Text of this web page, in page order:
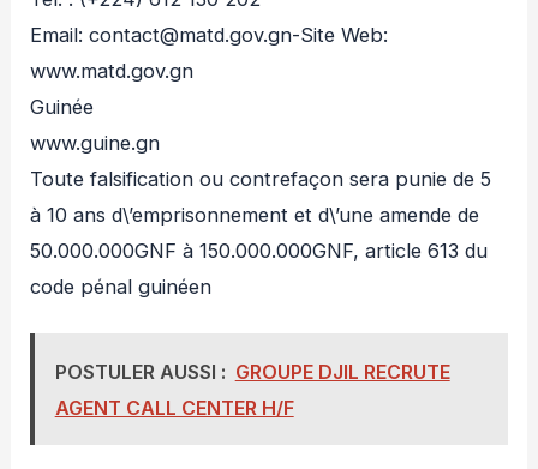
Email: contact@matd.gov.gn-Site Web:
www.matd.gov.gn
Guinée
www.guine.gn
Toute falsification ou contrefaçon sera punie de 5
à 10 ans d\’emprisonnement et d\’une amende de
50.000.000GNF à 150.000.000GNF, article 613 du
code pénal guinéen
POSTULER AUSSI : GROUPE DJIL RECRUTE
AGENT CALL CENTER H/F